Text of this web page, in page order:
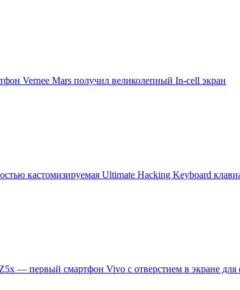
Vernee Mars получил великолепный In-cell экран
кастомизируемая Ultimate Hacking Keyboard
— первый смартфон Vivo с отверстием в экране для